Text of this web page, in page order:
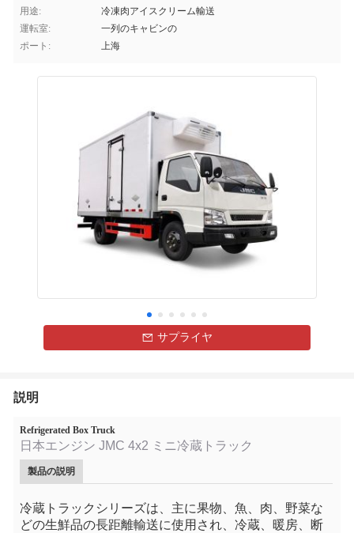
用途:
冷凍肉アイスクリーム輸送
運転室:
一列のキャビンの
ポート:
上海
サプライヤ
説明
Refrigerated Box Truck
日本エンジン JMC 4x2 ミニ冷蔵トラック
製品の説明
冷蔵トラックシリーズは、主に果物、魚、肉、野菜な
どの生鮮品の長距離輸送に使用され、冷蔵、暖房、断